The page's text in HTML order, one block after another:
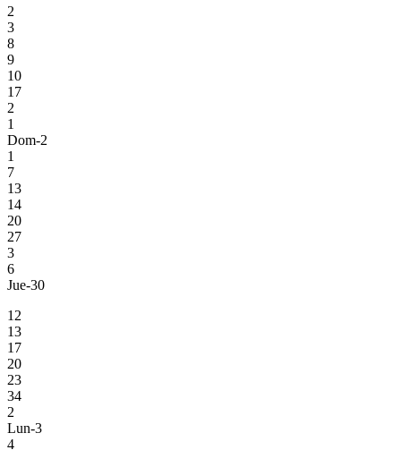
2
3
8
9
10
17
2
1
Dom-2
1
7
13
14
20
27
3
6
Jue-30
12
13
17
20
23
34
2
Lun-3
4